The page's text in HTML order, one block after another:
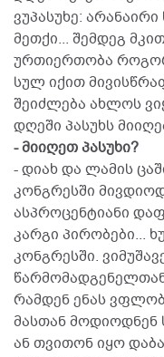
ვუპასუხე:
მეთქი... შემდეგ
ურთიერთობა
სულ იქით
შეიძლება ახლოს
დღეში პასუხს
- მიიღეთ პასუხი?
- დიახ და ლამის
კონგრესში
ასპროცენტიანი
კარგი პირობები...
კონგრესში.
რამდენ ენას
მასთან
ან თვითონ იყო